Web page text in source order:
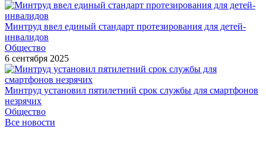
Минтруд ввел единый стандарт протезирования для детей-
инвалидов
Общество
6 сентября 2025
Минтруд установил пятилетний срок службы для смартфонов
незрячих
Общество
Все новости